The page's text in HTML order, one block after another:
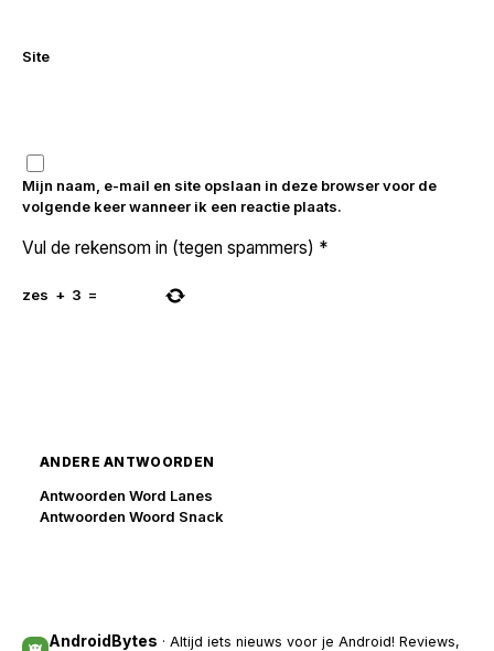
Site
Mijn naam, e-mail en site opslaan in deze browser voor de
volgende keer wanneer ik een reactie plaats.
Vul de rekensom in (tegen spammers) *
zes + 3 =
ANDERE ANTWOORDEN
Antwoorden Word Lanes
Antwoorden Woord Snack
AndroidBytes · Altijd iets nieuws voor je Android! Reviews,